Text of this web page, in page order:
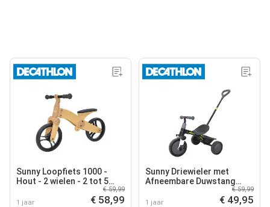
Sunny Loopfiets 1000 -
Hout - 2 wielen - 2 tot 5
1 jaar
€ 59,99
€ 58,99
Sunny Driewieler met
Afneembare Duwstang
Zwart 3 wielen - 2 tot 5 jaar
1 jaar
€ 59,99
€ 49,95